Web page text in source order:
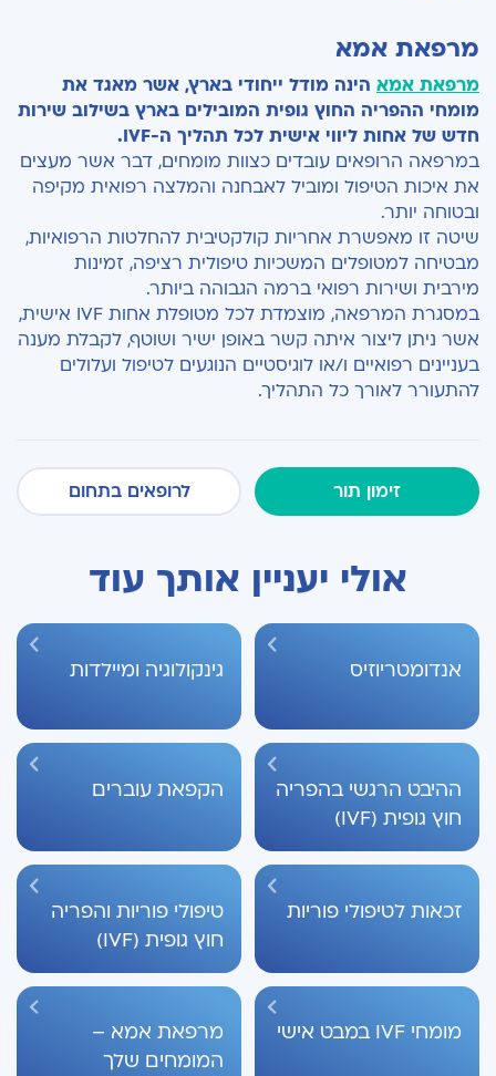
מרפאת אמא
מרפאת אמא הינה מודל ייחודי בארץ, אשר מאגד את
מומחי ההפריה החוץ גופית המובילים בארץ בשילוב שירות
חדש של אחות ליווי אישית לכל תהליך ה-IVF.
במרפאה הרופאים עובדים כצוות מומחים, דבר אשר מעצים
את איכות הטיפול ומוביל לאבחנה והמלצה רפואית מקיפה
ובטוחה יותר.
שיטה זו מאפשרת אחריות קולקטיבית להחלטות הרפואיות,
מבטיחה למטופלים המשכיות טיפולית רציפה, זמינות
מירבית ושירות רפואי ברמה הגבוהה ביותר.
במסגרת המרפאה, מוצמדת לכל מטופלת אחות IVF
אישית,
אשר ניתן ליצור איתה קשר באופן ישיר ושוטף, לקבלת מענה
בעניינים רפואיים ו/או לוגיסטיים הנוגעים לטיפול ועלולים
להתעורר לאורך כל התהליך.
זימון תור לרופאים בתחום
אולי יעניין אותך עוד
אנדומטריוזיס גינקולוגיה ומיילדות
ההיבט הרגשי בהפריה
חוץ גופית (IVF)
הקפאת עוברים
זכאות לטיפולי פוריות
טיפולי פוריות והפריה
חוץ גופית (IVF)
מומחי IVF במבט אישי
מרפאת אמא –
המומחים שלך